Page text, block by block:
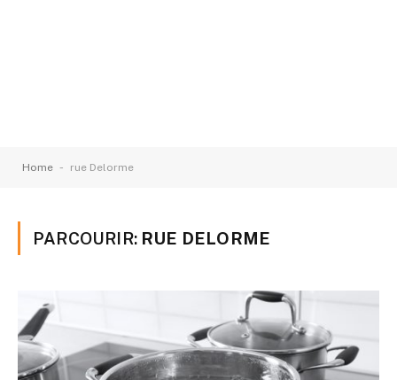
Home - rue Delorme
PARCOURIR: RUE DELORME